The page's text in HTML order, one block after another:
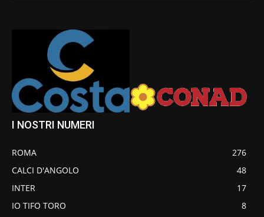
I NOSTRI NUMERI
ROMA
276
CALCI D'ANGOLO
48
INTER
17
IO TIFO TORO
8